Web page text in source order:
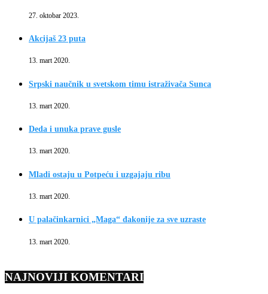
27. oktobar 2023.
Akcijaš 23 puta
13. mart 2020.
Srpski naučnik u svetskom timu istraživača Sunca
13. mart 2020.
Deda i unuka prave gusle
13. mart 2020.
Mladi ostaju u Potpeću i uzgajaju ribu
13. mart 2020.
U palačinkarnici „Maga“ đakonije za sve uzraste
13. mart 2020.
NAJNOVIJI KOMENTARI